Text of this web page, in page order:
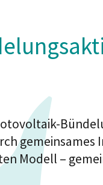
gemeinsames
Modell –